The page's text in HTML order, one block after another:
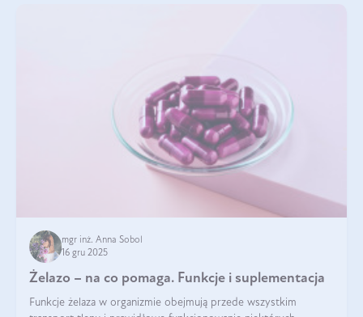
mgr inż. Anna Sobol
16 gru 2025
Żelazo – na co pomaga. Funkcje i suplementacja
Funkcje żelaza w organizmie obejmują przede wszystkim